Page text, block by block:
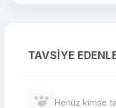
TAVSIYE
Henüz kimse